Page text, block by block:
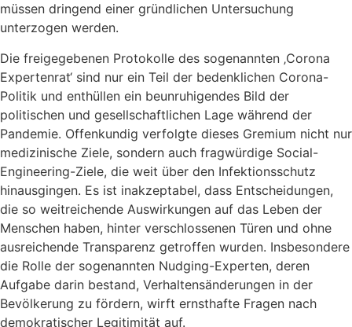
müssen dringend einer gründlichen Untersuchung
unterzogen werden.
Die freigegebenen Protokolle des sogenannten ‚Corona
Expertenrat‘ sind nur ein Teil der bedenklichen Corona-
Politik und enthüllen ein beunruhigendes Bild der
politischen und gesellschaftlichen Lage während der
Pandemie. Offenkundig verfolgte dieses Gremium nicht nur
medizinische Ziele, sondern auch fragwürdige Social-
Engineering-Ziele, die weit über den Infektionsschutz
hinausgingen. Es ist inakzeptabel, dass Entscheidungen,
die so weitreichende Auswirkungen auf das Leben der
Menschen haben, hinter verschlossenen Türen und ohne
ausreichende Transparenz getroffen wurden. Insbesondere
die Rolle der sogenannten Nudging-Experten, deren
Aufgabe darin bestand, Verhaltensänderungen in der
Bevölkerung zu fördern, wirft ernsthafte Fragen nach
demokratischer Legitimität auf.